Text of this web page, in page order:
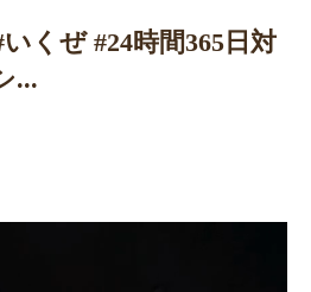
くぜ #24時間365日対
...